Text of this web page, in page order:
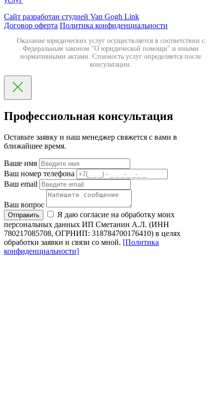
Сайт разработан студией Van Gogh Link
Договор оферта Политика конфиденциальности
Оказание юридических услуг осуществляется в соответствии с
Федеральным законом "О юридической помощи" и иными
нормативными актами. Стоимость услуг определяется после
консультации.
Профессиольная консультация
Оставьте заявку и наш менеджер свяжется с вами в
ближайшее время.
Ваше имя
Ваш номер телефона
Ваш email
Ваш вопрос
Отправить
Я даю согласие на обработку моих
персональных данных ИП Сметанин А.Л. (ИНН
780217085708, ОГРНИП: 318784700176410) в целях
обработки заявки и связи со мной. [Политика
конфиденциальности]